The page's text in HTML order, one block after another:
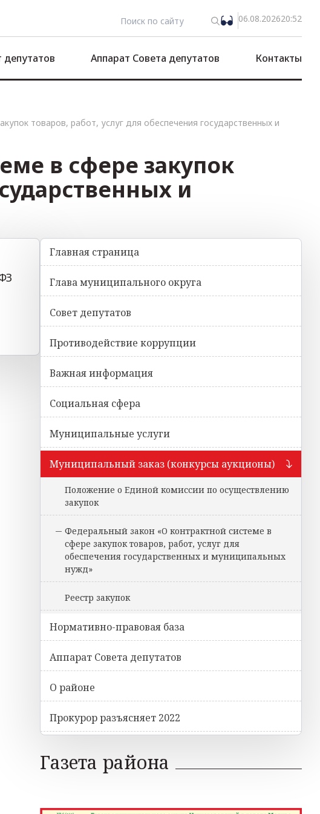
06.08.202620:52
депутатов Аппарат Совета депутатов Контакты
товаров, работ, услуг для обеспечения государственных и
в сфере закупок
и
Главная страница
Глава муниципального округа
Совет депутатов
Противодействие коррупции
Важная информация
Социальная сфера
Муниципальные услуги
Муниципальный заказ (конкурсы аукционы)
Положение о Единой комиссии по осуществлению
закупок
Федеральный закон «О контрактной системе в
сфере закупок товаров, работ, услуг для
обеспечения государственных и муниципальных
нужд»
Реестр закупок
Нормативно-правовая база
Аппарат Совета депутатов
О районе
Прокурор разъясняет 2022
Газета района